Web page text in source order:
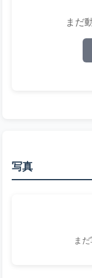
まだ
写真
ま